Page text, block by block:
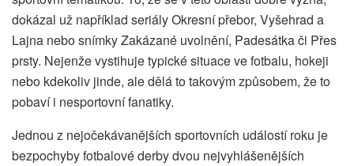
dokázal už například seriály Okresní přebor, Vyšehrad a
Lajna nebo snímky Zakázané uvolnění, Padesátka či Přes
prsty. Nejenže vystihuje typické situace ve fotbalu, hokeji
nebo kdekoliv jinde, ale dělá to takovým způsobem, že to
pobaví i nesportovní fanatiky.
Jednou z nejočekávanějších sportovních událostí roku je
bezpochyby fotbalové derby dvou nejvyhlášenějších